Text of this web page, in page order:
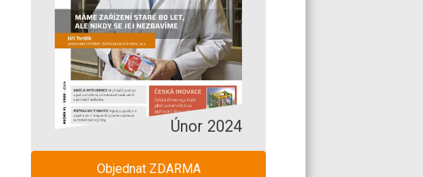
Únor 2024
Objednat ZDARMA